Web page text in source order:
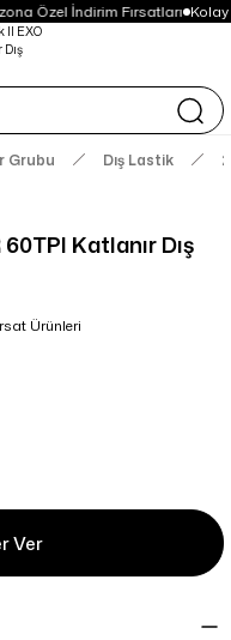
Özel İndirim Fırsatları Kolay
Grubu Dış Lastik
Katlanır Dış
Ürünleri
Ver